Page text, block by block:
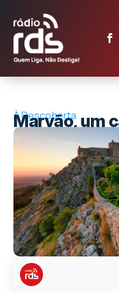
À Descoberta
Marvão, um
e a terra